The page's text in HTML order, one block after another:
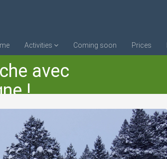
Activities Coming soon Prices
avec
!